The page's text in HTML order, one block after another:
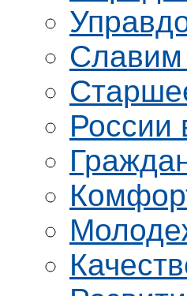
Славим
России